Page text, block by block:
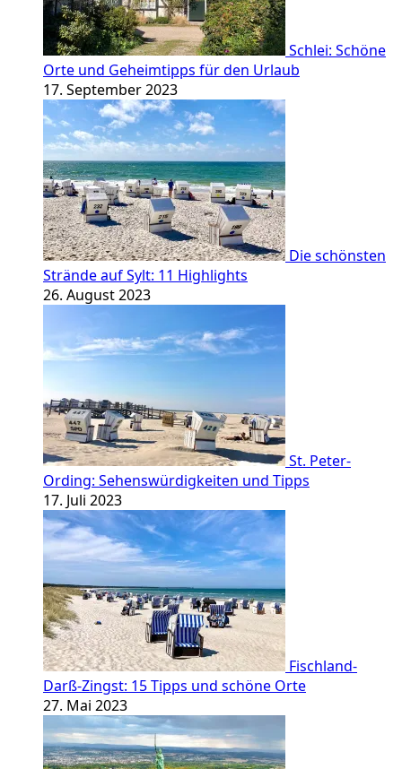
Schlei: Schöne
Orte und Geheimtipps für den Urlaub
17. September 2023
Die schönsten
Strände auf Sylt: 11 Highlights
26. August 2023
St. Peter-
Ording: Sehenswürdigkeiten und Tipps
17. Juli 2023
Fischland-
Darß-Zingst: 15 Tipps und schöne Orte
27. Mai 2023